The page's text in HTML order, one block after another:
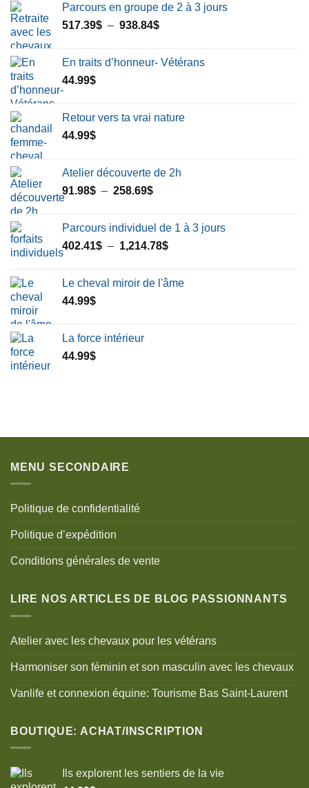
Parcours en groupe de 2 à 3 jours
517.39$ – 938.84$Plage
517.39$
En traits d’honneur- Vétérans
44.99$
Retour vers ta vrai nature
44.99$
Atelier découverte de 2h
91.98$ – 258.69$Plage
91.98$
à
Parcours individuel de 1 à 3 jours
402.41$ – 1,214.78$Plage
402.41$
Le cheval miroir de l'âme
44.99$
La force intérieur
44.99$
MENU SECONDAIRE
Politique de confidentialité
Politique d’expédition
Conditions générales de vente
LIRE NOS ARTICLES DE BLOG PASSIONNANTS
Atelier avec les chevaux pour les vétérans
Harmoniser son féminin et son masculin avec les chevaux
Vanlife et connexion équine: Tourisme Bas Saint-Laurent
BOUTIQUE: ACHAT/INSCRIPTION
Ils explorent les sentiers de la vie